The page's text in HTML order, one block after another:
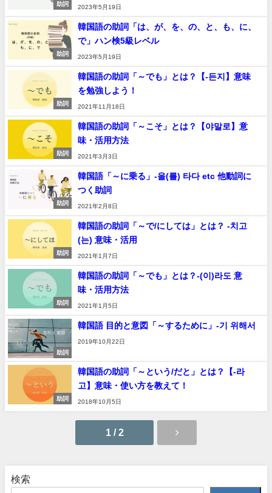
助詞
2023年5月19日
助詞
韓国語の助詞「は、が、を、の、と、も、に、
で」ハン検5級レベル
2023年5月19日
助詞
韓国語の助詞「～でも」とは？【-든지】意味
を勉強しよう！
2021年11月18日
助詞
韓国語の助詞「～こそ」とは？【야말로】意
味・活用方法
2021年3月3日
助詞
韓国語「～に乗る」-을(를) 타다 etc 他動詞に
つく助詞
2021年2月8日
助詞
韓国語の助詞「～で/にしては」とは？ -치고
(는) 意味・活用
2021年1月7日
助詞
韓国語の助詞「～でも」とは？-(이)라도 意
味・活用方法
2021年1月5日
助詞
韓国語 目的と意図「～するために」-기 위해서
2019年10月22日
助詞
韓国語の助詞「～という/だと」とは？【-라
고】意味・使い方を教えて！
2018年10月5日
1 / 2
検索